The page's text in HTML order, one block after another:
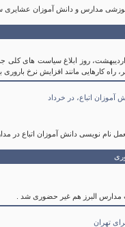
مدارس و دانش آموزان عشایری
روز ابلاغ سیاست های کلی
راه کارهایی مانند افزایش نرخ
آموزان اتباع، در خرداد
نام نویسی دانش آموزان اتباع در
مدارس البرز هم غیر حضوری شد .
تهران